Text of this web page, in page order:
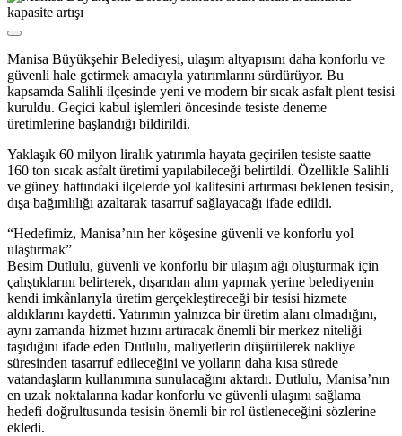
Manisa Büyükşehir Belediyesi, ulaşım altyapısını daha konforlu ve
güvenli hale getirmek amacıyla yatırımlarını sürdürüyor. Bu
kapsamda Salihli ilçesinde yeni ve modern bir sıcak asfalt plent tesisi
kuruldu. Geçici kabul işlemleri öncesinde tesiste deneme
üretimlerine başlandığı bildirildi.
Yaklaşık 60 milyon liralık yatırımla hayata geçirilen tesiste saatte
160 ton sıcak asfalt üretimi yapılabileceği belirtildi. Özellikle Salihli
ve güney hattındaki ilçelerde yol kalitesini artırması beklenen tesisin,
dışa bağımlılığı azaltarak tasarruf sağlayacağı ifade edildi.
“Hedefimiz, Manisa’nın her köşesine güvenli ve konforlu yol
ulaştırmak”
Besim Dutlulu, güvenli ve konforlu bir ulaşım ağı oluşturmak için
çalıştıklarını belirterek, dışarıdan alım yapmak yerine belediyenin
kendi imkânlarıyla üretim gerçekleştireceği bir tesisi hizmete
aldıklarını kaydetti. Yatırımın yalnızca bir üretim alanı olmadığını,
aynı zamanda hizmet hızını artıracak önemli bir merkez niteliği
taşıdığını ifade eden Dutlulu, maliyetlerin düşürülerek nakliye
süresinden tasarruf edileceğini ve yolların daha kısa sürede
vatandaşların kullanımına sunulacağını aktardı. Dutlulu, Manisa’nın
en uzak noktalarına kadar konforlu ve güvenli ulaşımı sağlama
hedefi doğrultusunda tesisin önemli bir rol üstleneceğini sözlerine
ekledi.